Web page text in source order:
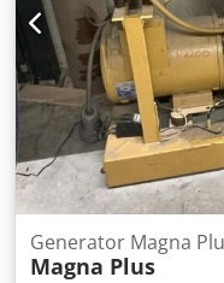
Generator Magna
Magna Plus